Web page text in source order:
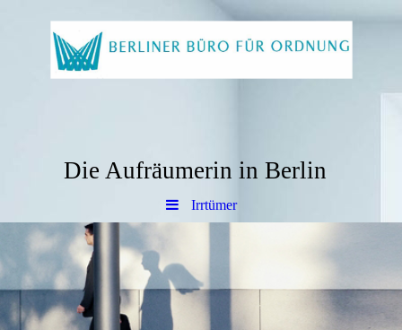
Die Aufräumerin in Berlin
Irrtümer